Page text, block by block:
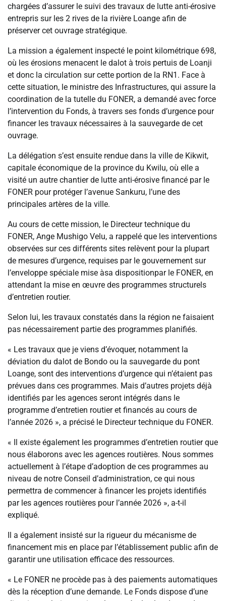
chargées d’assurer le suivi des travaux de lutte anti-érosive
entrepris sur les 2 rives de la rivière Loange afin de
préserver cet ouvrage stratégique.
La mission a également inspecté le point kilométrique 698,
où les érosions menacent le dalot à trois pertuis de Loanji
et donc la circulation sur cette portion de la RN1. Face à
cette situation, le ministre des Infrastructures, qui assure la
coordination de la tutelle du FONER, a demandé avec force
l’intervention du Fonds, à travers ses fonds d’urgence pour
financer les travaux nécessaires à la sauvegarde de cet
ouvrage.
La délégation s’est ensuite rendue dans la ville de Kikwit,
capitale économique de la province du Kwilu, où elle a
visité un autre chantier de lutte anti-érosive financé par le
FONER pour protéger l’avenue Sankuru, l’une des
principales artères de la ville.
Au cours de cette mission, le Directeur technique du
FONER, Ange Mushigo Velu, a rappelé que les interventions
observées sur ces différents sites relèvent pour la plupart
de mesures d’urgence, requises par le gouvernement sur
l’enveloppe spéciale mise àsa dispositionpar le FONER, en
attendant la mise en œuvre des programmes structurels
d’entretien routier.
Selon lui, les travaux constatés dans la région ne faisaient
pas nécessairement partie des programmes planifiés.
« Les travaux que je viens d’évoquer, notamment la
déviation du dalot de Bondo ou la sauvegarde du pont
Loange, sont des interventions d’urgence qui n’étaient pas
prévues dans ces programmes. Mais d’autres projets déjà
identifiés par les agences seront intégrés dans le
programme d’entretien routier et financés au cours de
l’année 2026 », a précisé le Directeur technique du FONER.
« Il existe également les programmes d’entretien routier que
nous élaborons avec les agences routières. Nous sommes
actuellement à l’étape d’adoption de ces programmes au
niveau de notre Conseil d’administration, ce qui nous
permettra de commencer à financer les projets identifiés
par les agences routières pour l’année 2026 », a-t-il
expliqué.
Il a également insisté sur la rigueur du mécanisme de
financement mis en place par l’établissement public afin de
garantir une utilisation efficace des ressources.
« Le FONER ne procède pas à des paiements automatiques
dès la réception d’une demande. Le Fonds dispose d’une